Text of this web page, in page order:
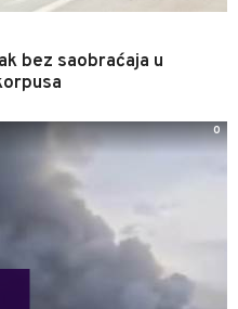
bez saobraćaja u
0